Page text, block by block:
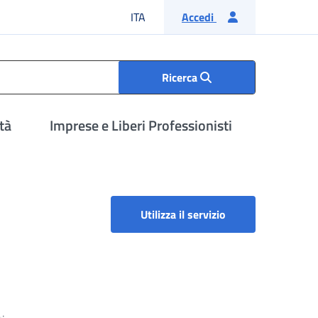
ITA Lingua italiana
Accedi
Ricerca
Imprese e Liberi Professionisti
Utilizza il servizio